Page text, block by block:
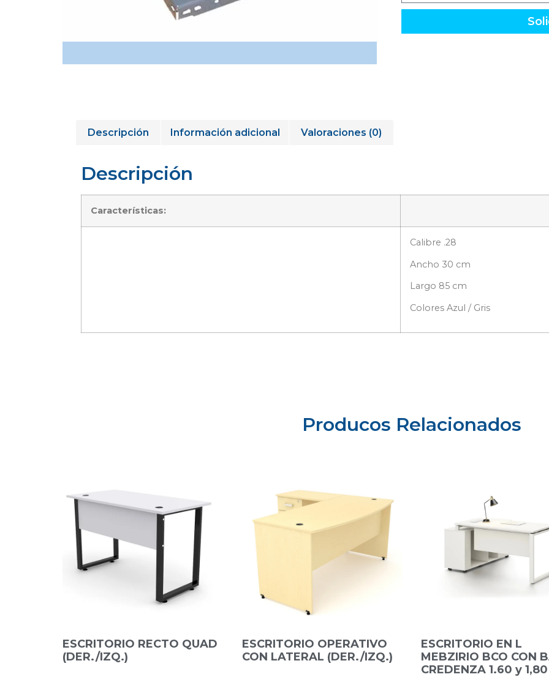
Descripción Información adicional Valoraciones (0)
Descripción
Características:
Calibre .28
Ancho 30 cm
Largo 85 cm
Colores Azul / Gris
Producos Relacionados
ESCRITORIO RECTO QUAD
(DER./IZQ.)
ESCRITORIO OPERATIVO
CON LATERAL (DER./IZQ.)
ESCRITORIO EN L
MEBZIRIO BCO CON
CREDENZA 1.60 y 1,80